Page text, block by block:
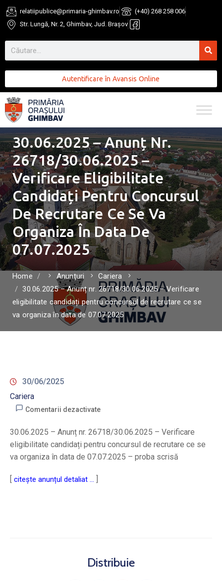
relatiipublice@primaria-ghimbav.ro
(+40) 268 258 006
Str. Lungă, Nr. 2, Ghimbav, Jud. Brașov
Autentificare în Avansis Online
30.06.2025 – Anunț Nr.
26718/30.06.2025 –
Verificare Eligibilitate
Candidați Pentru Concursul
De Recrutare Ce Se Va
Organiza În Data De
07.07.2025
Home Anunțuri
Cariera
30.06.2025 – Anunț nr. 26718/30.06.2025 – Verificare
eligibilitate candidați pentru concursul de recrutare ce se
va organiza în data de 07.07.2025
30/06/2025
Cariera
Comentarii dezactivate
30.06.2025 – Anunț nr. 26718/30.06.2025 – Verificare
eligibilitate candidați pentru concursul de recrutare ce se
va organiza în data de 07.07.2025 – proba scrisă
[ citește anunțul detaliat … ]
Distribuie